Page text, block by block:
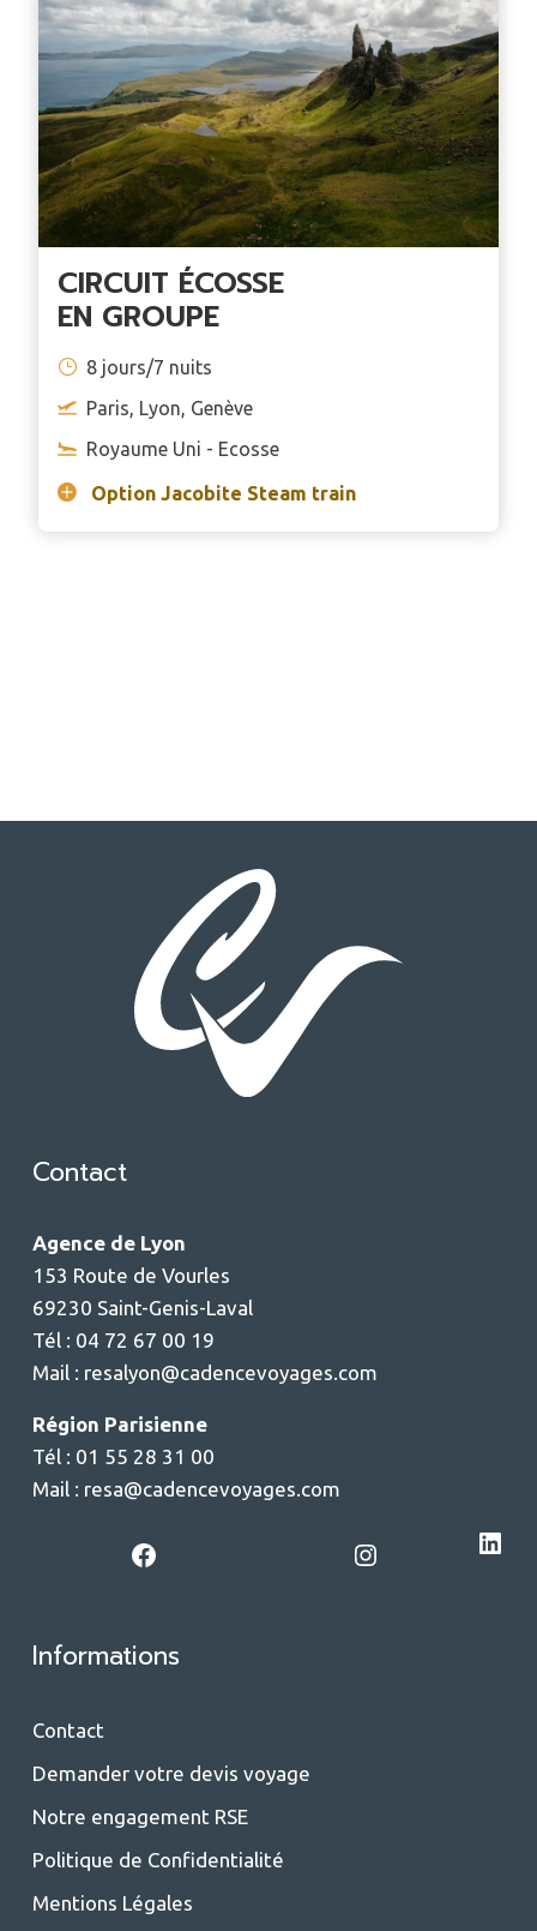
CIRCUIT ÉCOSSE
EN GROUPE
8 jours/7 nuits
Paris, Lyon, Genève
Royaume Uni - Ecosse
Option Jacobite Steam train
Contact
Agence de Lyon
153 Route de Vourles
69230 Saint-Genis-Laval
Tél : 04 72 67 00 19
Mail : resalyon@cadencevoyages.com
Région Parisienne
Tél : 01 55 28 31 00
Mail : resa@cadencevoyages.com
Facebook Instagram LinkedIn
Informations
Contact
Demander votre devis voyage
Notre engagement RSE
Politique de Confidentialité
Mentions Légales